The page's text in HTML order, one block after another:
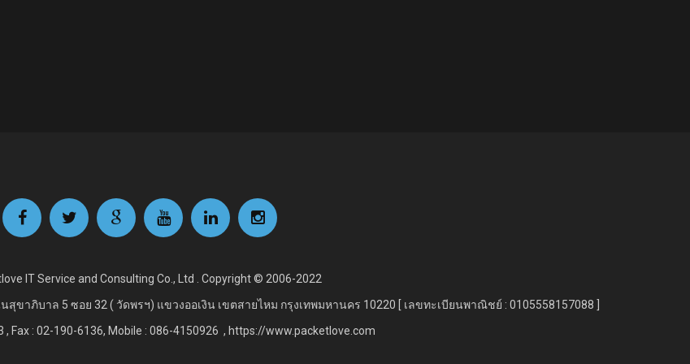
IT Service and Consulting Co., Ltd . Copyright © 2006-2022
สุขาภิบาล 5 ซอย 32 ( วัดพรฯ) แขวงออเงิน เขตสายไหม กรุงเทพมหานคร 10220 [ เลขทะเบียนพาณิชย์ : 0105558157088 ]
, Fax : 02-190-6136, Mobile : 086-4150926 , https://www.packetlove.com